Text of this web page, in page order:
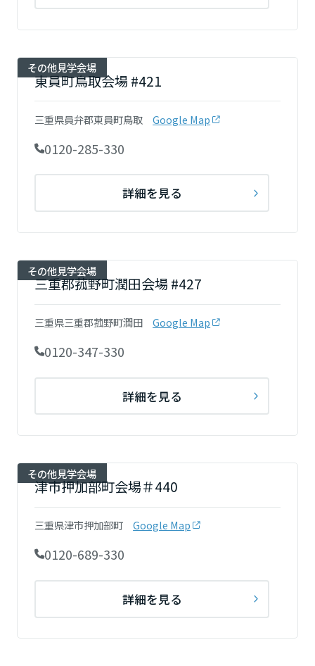
その他見学会場
東員町鳥取会場 #421
三重県員弁郡東員町鳥取 Google Map
0120-285-330
詳細を見る
その他見学会場
三重郡菰野町潤田会場 #427
三重県三重郡菰野町潤田 Google Map
0120-347-330
詳細を見る
その他見学会場
津市押加部町会場＃440
三重県津市押加部町 Google Map
0120-689-330
詳細を見る